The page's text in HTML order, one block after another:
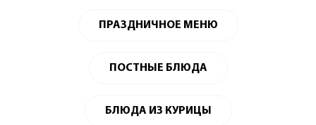
ПРАЗДНИЧНОЕ МЕНЮ
ПОСТНЫЕ БЛЮДА
БЛЮДА ИЗ КУРИЦЫ